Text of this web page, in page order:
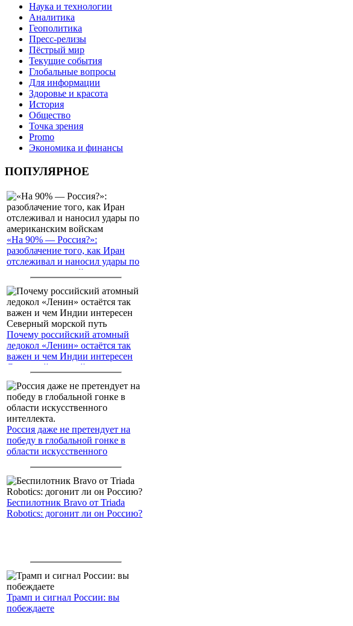
Наука и технологии
Аналитика
Геополитика
Пресс-релизы
Пёстрый мир
Текущие события
Глобальные вопросы
Для информации
Здоровье и красота
История
Общество
Точка зрения
Promo
Экономика и финансы
ПОПУЛЯРНОЕ
«На 90% — Россия?»:
разоблачение того, как Иран
отслеживал и наносил удары по
американским войскам
Почему российский атомный
ледокол «Ленин» остаётся так
важен и чем Индии интересен
Северный морской путь
Россия даже не претендует на
победу в глобальной гонке в
области искусственного
Беспилотник Bravo от Triada
Robotics: догонит ли он Россию?
Трамп и сигнал России: вы
побеждаете